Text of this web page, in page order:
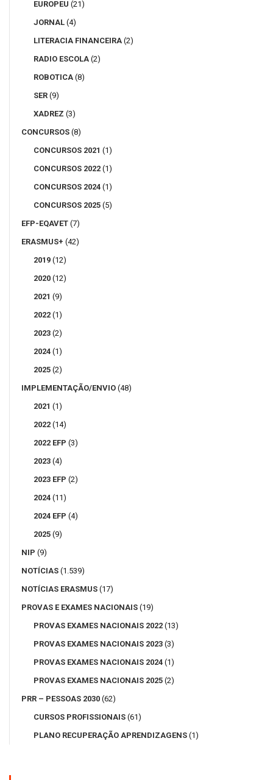
EUROPEU (21)
JORNAL (4)
LITERACIA FINANCEIRA (2)
RADIO ESCOLA (2)
ROBOTICA (8)
SER (9)
XADREZ (3)
CONCURSOS (8)
CONCURSOS 2021 (1)
CONCURSOS 2022 (1)
CONCURSOS 2024 (1)
CONCURSOS 2025 (5)
EFP-EQAVET (7)
ERASMUS+ (42)
2019 (12)
2020 (12)
2021 (9)
2022 (1)
2023 (2)
2024 (1)
2025 (2)
IMPLEMENTAÇÃO/ENVIO (48)
2021 (1)
2022 (14)
2022 EFP (3)
2023 (4)
2023 EFP (2)
2024 (11)
2024 EFP (4)
2025 (9)
NIP (9)
NOTÍCIAS (1.539)
NOTÍCIAS ERASMUS (17)
PROVAS E EXAMES NACIONAIS (19)
PROVAS EXAMES NACIONAIS 2022 (13)
PROVAS EXAMES NACIONAIS 2023 (3)
PROVAS EXAMES NACIONAIS 2024 (1)
PROVAS EXAMES NACIONAIS 2025 (2)
PRR – PESSOAS 2030 (62)
CURSOS PROFISSIONAIS (61)
PLANO RECUPERAÇÃO APRENDIZAGENS (1)